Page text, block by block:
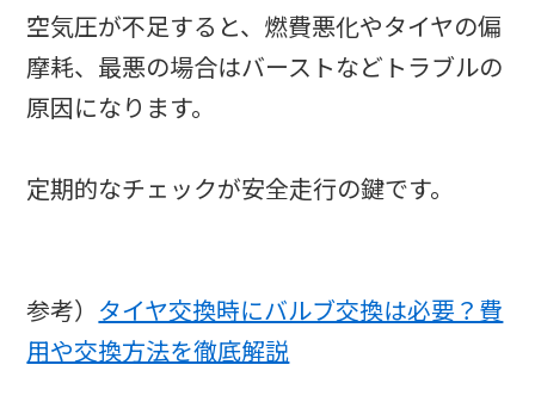
空気圧が不足すると、燃費悪化やタイヤの偏
摩耗、最悪の場合はバーストなどトラブルの
原因になります。
定期的なチェックが安全走行の鍵です。
参考） タイヤ交換時にバルブ交換は必要？費
用や交換方法を徹底解説